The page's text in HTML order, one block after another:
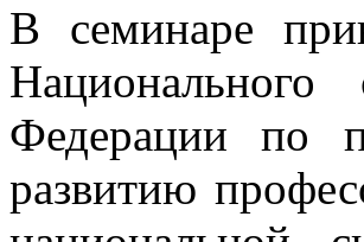
В семинаре
Федерации по
развитию